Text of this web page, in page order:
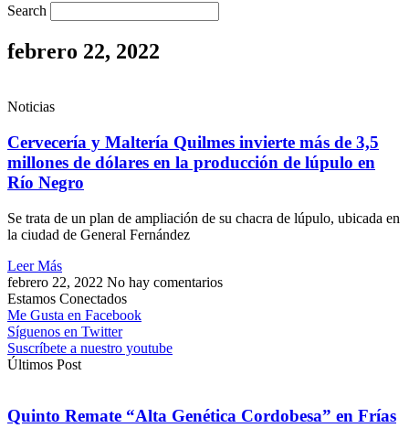
Search
febrero 22, 2022
Noticias
Cervecería y Maltería Quilmes invierte más de 3,5
millones de dólares en la producción de lúpulo en
Río Negro
Se trata de un plan de ampliación de su chacra de lúpulo, ubicada en
la ciudad de General Fernández
Leer Más
febrero 22, 2022 No hay comentarios
Estamos Conectados
Me Gusta en Facebook
Síguenos en Twitter
Suscríbete a nuestro youtube
Últimos Post
Quinto Remate “Alta Genética Cordobesa” en Frías